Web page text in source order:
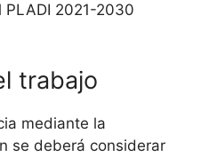
2021-2030
trabajo
mediante la
se deberá considerar